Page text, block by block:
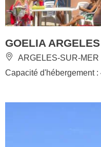
GOELIA
ARGELES-SUR-MER
Capacité d'hébergement